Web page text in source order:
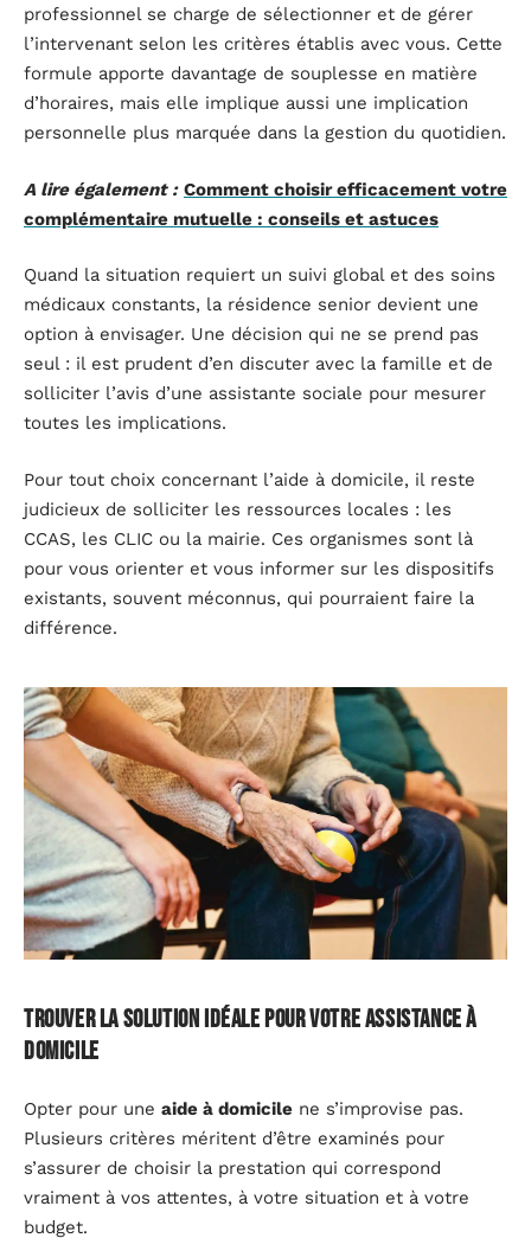
professionnel se charge de sélectionner et de gérer
l’intervenant selon les critères établis avec vous. Cette
formule apporte davantage de souplesse en matière
d’horaires, mais elle implique aussi une implication
personnelle plus marquée dans la gestion du quotidien.
A lire également : Comment choisir efficacement votre
complémentaire mutuelle : conseils et astuces
Quand la situation requiert un suivi global et des soins
médicaux constants, la résidence senior devient une
option à envisager. Une décision qui ne se prend pas
seul : il est prudent d’en discuter avec la famille et de
solliciter l’avis d’une assistante sociale pour mesurer
toutes les implications.
Pour tout choix concernant l’aide à domicile, il reste
judicieux de solliciter les ressources locales : les
CCAS, les CLIC ou la mairie. Ces organismes sont là
pour vous orienter et vous informer sur les dispositifs
existants, souvent méconnus, qui pourraient faire la
différence.
Trouver la solution idéale pour votre assistance à
domicile
Opter pour une aide à domicile ne s’improvise pas.
Plusieurs critères méritent d’être examinés pour
s’assurer de choisir la prestation qui correspond
vraiment à vos attentes, à votre situation et à votre
budget.